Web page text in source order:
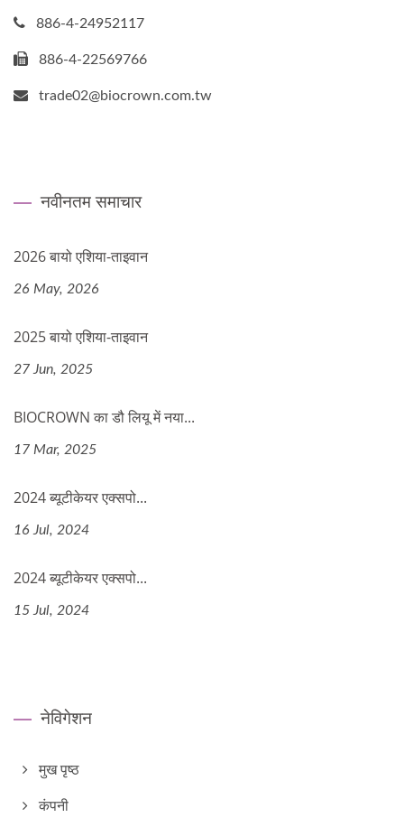
886-4-24952117
886-4-22569766
trade02@biocrown.com.tw
नवीनतम समाचार
2026 बायो एशिया-ताइवान
26 May, 2026
2025 बायो एशिया-ताइवान
27 Jun, 2025
BIOCROWN का डौ लियू में नया...
17 Mar, 2025
2024 ब्यूटीकेयर एक्सपो...
16 Jul, 2024
2024 ब्यूटीकेयर एक्सपो...
15 Jul, 2024
नेविगेशन
मुख पृष्ठ
कंपनी